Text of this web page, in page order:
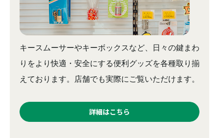
キースムーサーやキーボックスなど、日々の鍵まわ
りをより快適・安全にする便利グッズを各種取り揃
えております。店舗でも実際にご覧いただけます。
詳細はこちら